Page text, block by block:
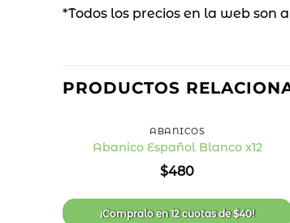
*Todos los precios en la web son
PRODUCTOS
de
deseos
ABANICOS
Abanico Español Blanco x12
$480
¡Compralo en12 cuotasde$40!